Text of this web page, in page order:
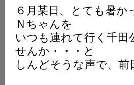
６月某日、とても暑
Ｎちゃんを
いつも連れて行く千
せんか・・・と
しんどそうな声で、